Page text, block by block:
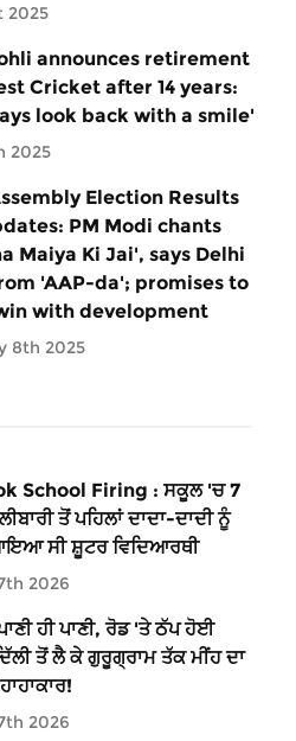
2025
announces retirement
Cricket after 14 years:
look back with a smile'
2025
Election Results
PM Modi chants
Maiya Ki Jai', says Delhi
'AAP-da'; promises to
with development
8th 2025
School Firing : ਸਕੂਲ 'ਚ 7
ਤੋਂ ਪਹਿਲਾਂ ਦਾਦਾ-ਦਾਦੀ ਨੂੰ
ਸੀ ਸ਼ੂਟਰ ਵਿਦਿਆਰਥੀ
2026
ਹੀ ਪਾਣੀ, ਰੋਡ 'ਤੇ ਠੱਪ ਹੋਈ
ਤੋਂ ਲੈ ਕੇ ਗੁਰੂਗ੍ਰਾਮ ਤੱਕ ਮੀਂਹ ਦਾ
2026